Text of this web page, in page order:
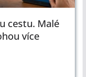
cestu. Malé
více